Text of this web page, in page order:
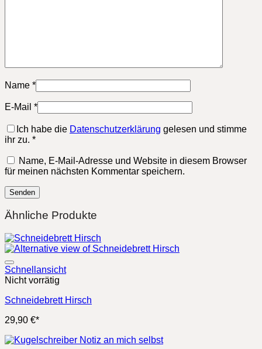
Name *
E-Mail *
Ich habe die Datenschutzerklärung gelesen und stimme
ihr zu. *
Name, E-Mail-Adresse und Website in diesem Browser
für meinen nächsten Kommentar speichern.
Ähnliche Produkte
Schnellansicht
Nicht vorrätig
Schneidebrett Hirsch
29,90 €*